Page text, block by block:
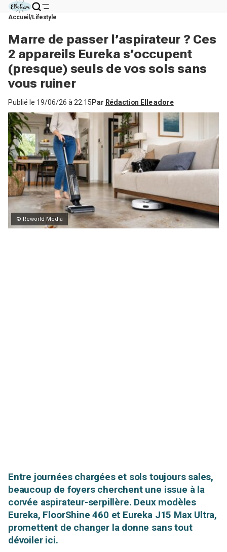
Accueil Lifestyle
Marre de passer l’aspirateur ? Ces
2 appareils Eureka s’occupent
(presque) seuls de vos sols sans
vous ruiner
Publié le 19/06/26 à 22:15 Par Rédaction Elle adore
© Reworld Media
Entre journées chargées et sols toujours sales,
beaucoup de foyers cherchent une issue à la
corvée aspirateur-serpillère. Deux modèles
Eureka, FloorShine 460 et Eureka J15 Max Ultra,
promettent de changer la donne sans tout
dévoiler ici.